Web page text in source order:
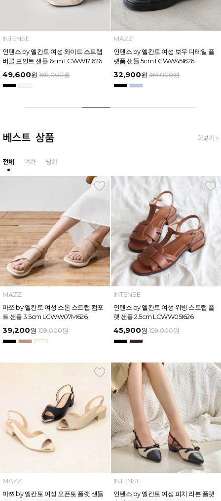
MAZZ
마쯔 by 엘칸토 남성 트리플 스트랩 벨
크로 슬라이드 4.5cm LCMW61M626
35,900원 159,000원
MAZZ
마쯔 by 엘칸토 여성 링크 장식 플랫폼
샌들 6cm LCWW50M626
54,400원 169,000원
베스트 상품
전체 여화 남화
더보기 >
MAZZ
마쯔 by 엘칸토 여성 스톤 스트랩 컴포
트 샌들 3.5cm LCWW07M626
39,200원 159,000원
INTENSE
인텐스 by 엘칸토 여성 위빙 스트랩 플
랫 샌들 2.5cm LCWW05I626
45,900원 159,000원
MAZZ
마쯔 by 엘칸토 여성 오픈토 플랫 샌들
INTENSE
인텐스 by 엘칸토 여성 피치 리본 플랫